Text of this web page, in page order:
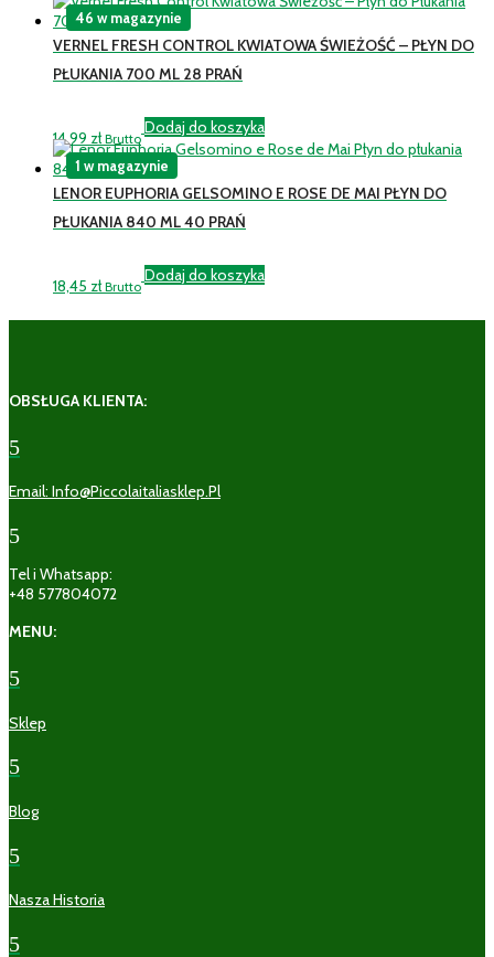
VERNEL FRESH CONTROL KWIATOWA ŚWIEŻOŚĆ – PŁYN DO
PŁUKANIA 700 ML 28 PRAŃ
14,99 zł Brutto
Dodaj do koszyka
46 w magazynie
LENOR EUPHORIA GELSOMINO E ROSE DE MAI PŁYN DO
PŁUKANIA 840 ML 40 PRAŃ
18,45 zł Brutto
Dodaj do koszyka
1 w magazynie
OBSŁUGA KLIENTA:
5
Email: Info@piccolaitaliasklep.pl
5
Tel i Whatsapp:
+48 577804072
MENU:
5
Sklep
5
Blog
5
Nasza Historia
5